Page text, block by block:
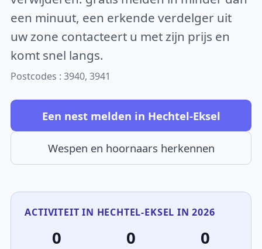
een minuut, een erkende verdelger uit
uw zone contacteert u met zijn prijs en
komt snel langs.
Postcodes : 3940, 3941
Een nest melden in Hechtel-Eksel
Wespen en hoornaars herkennen
ACTIVITEIT IN HECHTEL-EKSEL IN 2026
0 0 0